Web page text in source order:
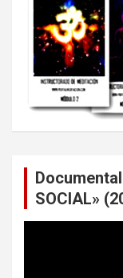
SOCIAL»